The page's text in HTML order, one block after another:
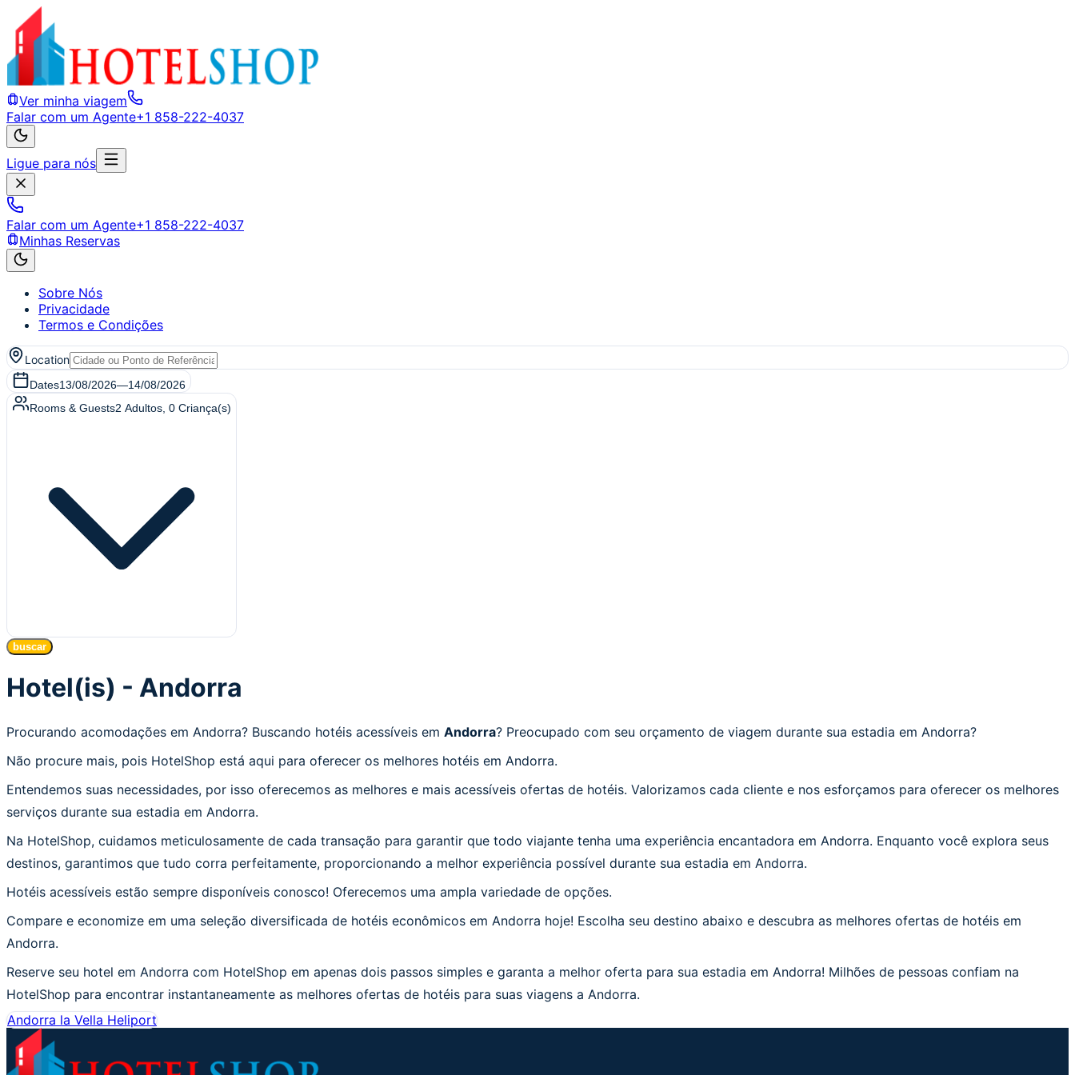
Ver minha viagem
Falar com um Agente+1 858-222-4037
Ligue para nós
Falar com um Agente+1 858-222-4037
Minhas Reservas
Sobre Nós
Privacidade
Termos e Condições
Location
Dates13/08/2026—14/08/2026
Rooms & Guests2 Adultos 0 Criança(s)
buscar
Hotel(is) - Andorra
Procurando acomodações em Andorra? Buscando hotéis acessíveis em Andorra? Preocupado com seu orçamento de viagem durante sua estadia em Andorra?
Não procure mais, pois HotelShop está aqui para oferecer os melhores hotéis em Andorra.
Entendemos suas necessidades, por isso oferecemos as melhores e mais acessíveis ofertas de hotéis. Valorizamos cada cliente e nos esforçamos para oferecer os melhores
serviços durante sua estadia em Andorra.
Na HotelShop, cuidamos meticulosamente de cada transação para garantir que todo viajante tenha uma experiência encantadora em Andorra. Enquanto você explora seus
destinos, garantimos que tudo corra perfeitamente, proporcionando a melhor experiência possível durante sua estadia em Andorra.
Hotéis acessíveis estão sempre disponíveis conosco! Oferecemos uma ampla variedade de opções.
Compare e economize em uma seleção diversificada de hotéis econômicos em Andorra hoje! Escolha seu destino abaixo e descubra as melhores ofertas de hotéis em
Andorra.
Reserve seu hotel em Andorra com HotelShop em apenas dois passos simples e garanta a melhor oferta para sua estadia em Andorra! Milhões de pessoas confiam na
HotelShop para encontrar instantaneamente as melhores ofertas de hotéis para suas viagens a Andorra.
Andorra la Vella Heliport